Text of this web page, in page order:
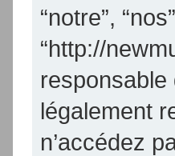
“notre”,
“http://
responsable
légalement
n’accédez